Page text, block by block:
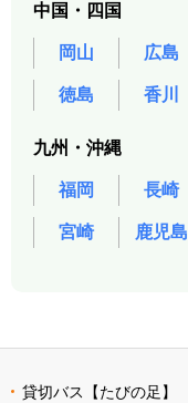
中国・四国
岡山 広島
徳島 香川
九州・沖縄
福岡 長崎
宮崎 鹿児島
貸切バス【たびの足】